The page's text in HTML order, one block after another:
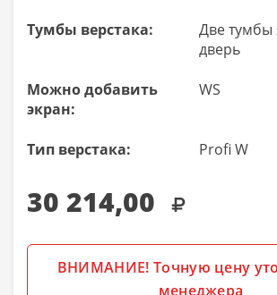
Тумбы верстака:
Две
дверь
Можно добавить
экран:
WS
Тип верстака: Profi W
30 214,00
ВНИМАНИЕ! Точную цену
менеджера